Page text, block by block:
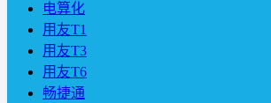
电算化
用友T1
用友T3
用友T6
畅捷通